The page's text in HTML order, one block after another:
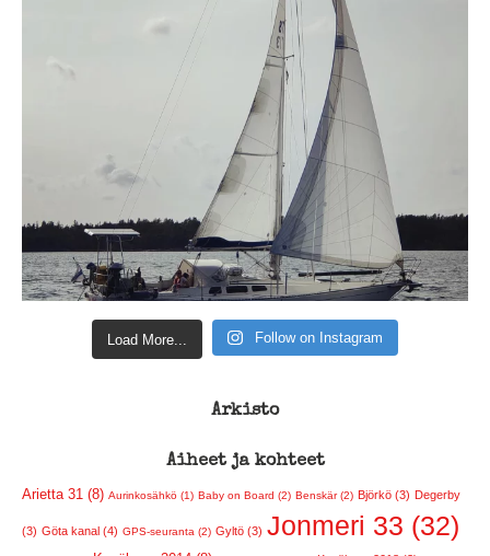
Load More... Follow on Instagram
Arkisto
Aiheet ja kohteet
Arietta 31 (8) Aurinkosähkö (1) Baby on Board (2) Benskär (2) Björkö (3) Degerby
(3) Göta kanal (4) GPS-seuranta (2) Gyltö (3) Jonmeri 33 (32)